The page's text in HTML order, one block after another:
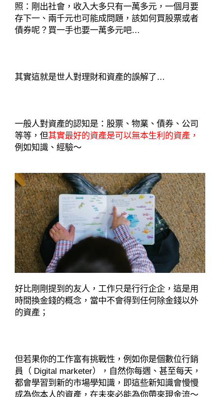
照：剛出社會，收入大多只有一萬多元，一個月要
存下一、兩千元也可能成問題，該如何買股票或者
債券呢？買一手也要一萬多元吧…
其實這就是世人對理財和資產的誤解了…
一般人對資產的認知是：股票、物業、債券、公司
等等，但其實最好的資產是可以無本生利的資產，
例如知識、經驗～
好比剛剛提到的友人，工作只是行行企企，這是用
時間換金錢的概念，當中不會得到任何除金錢以外
的資產；
但若果你的工作富有挑戰性，例如你是個數位行銷
員（ Digital marketer），自然你每週、甚至每天，
都會學習到新的市場學知識，即這些新知識會慢慢
成為你本人的資產，在未來必能為你帶來現金流～